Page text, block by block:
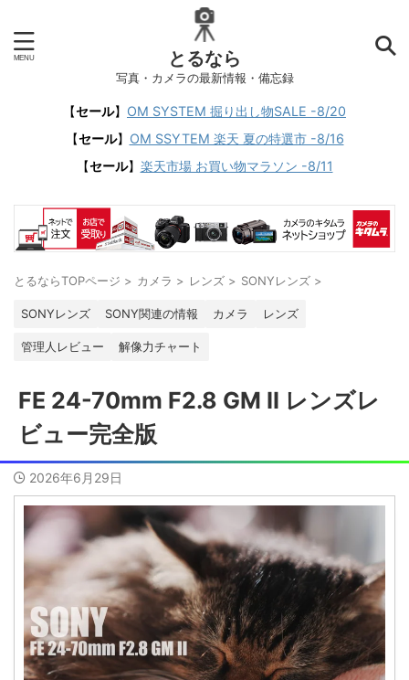
とるなら
写真・カメラの最新情報・備忘録
【セール】 OM SYSTEM 掘り出し物SALE -8/20
【セール】 OM SSYTEM 楽天 夏の特選市 -8/16
【セール】 楽天市場 お買い物マラソン -8/11
とるならTOPページ > カメラ > レンズ > SONYレンズ >
SONYレンズ SONY関連の情報 カメラ レンズ
管理人レビュー 解像力チャート
FE 24-70mm F2.8 GM II レンズレ
ビュー完全版
2026年6月29日